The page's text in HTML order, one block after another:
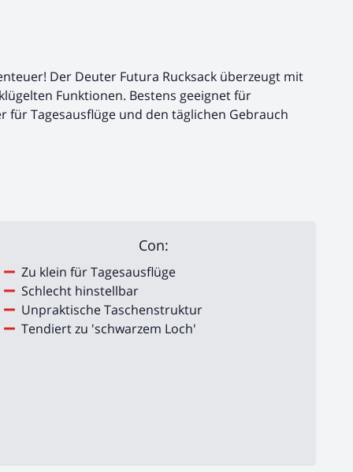
Der Deuter Futura Rucksack überzeugt mit
Funktionen. Bestens geeignet für
Tagesausflüge und den täglichen Gebrauch
Con:
Zu klein für Tagesausflüge
Schlecht hinstellbar
Unpraktische Taschenstruktur
Tendiert zu 'schwarzem Loch'